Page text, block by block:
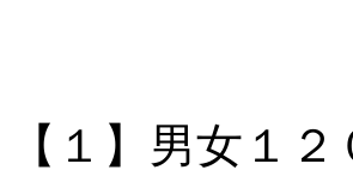
【１】男女１